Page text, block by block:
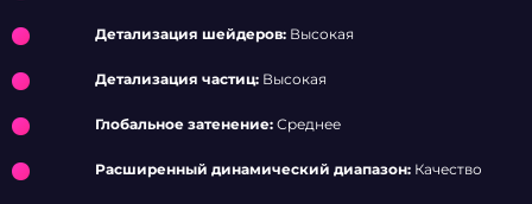
Детализация шейдеров: Высокая
Детализация частиц: Высокая
Глобальное затенение: Среднее
Расширенный динамический диапазон: Качество